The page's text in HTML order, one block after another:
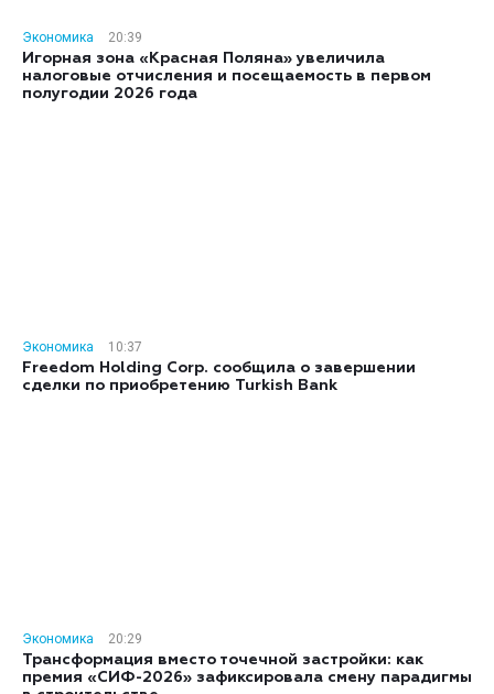
Экономика
20:39
Игорная зона «Красная Поляна» увеличила
налоговые отчисления и посещаемость в первом
полугодии 2026 года
Экономика
10:37
Freedom Holding Corp. сообщила о завершении
сделки по приобретению Turkish Bank
Экономика
20:29
Трансформация вместо точечной застройки: как
премия «СИФ-2026» зафиксировала смену парадигмы